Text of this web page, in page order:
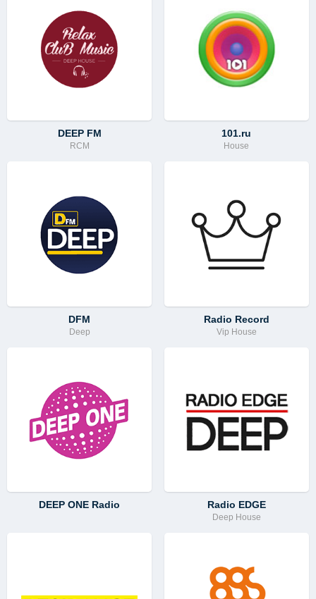
DEEP FM
RCM
101.ru
House
DFM
Deep
Radio Record
Vip House
DEEP ONE Radio Radio EDGE
Deep House